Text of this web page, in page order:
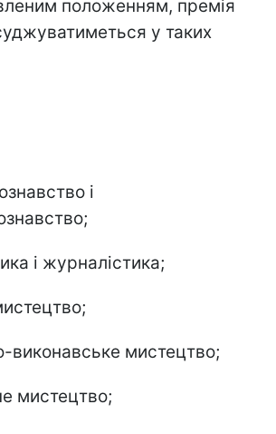
положенням, премія
у таких
і
і журналістика;
виконавське мистецтво;
мистецтво;